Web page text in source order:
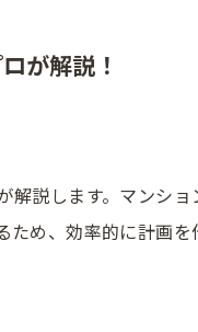
が解説！
説します。マンシ
め、効率的に計画